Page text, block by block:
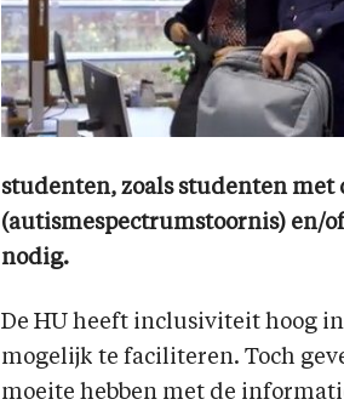
studenten, zoals studenten met
(autismespectrumstoornis) en/
nodig.
De HU heeft inclusiviteit hoog
mogelijk te faciliteren. Toch
moeite hebben met de